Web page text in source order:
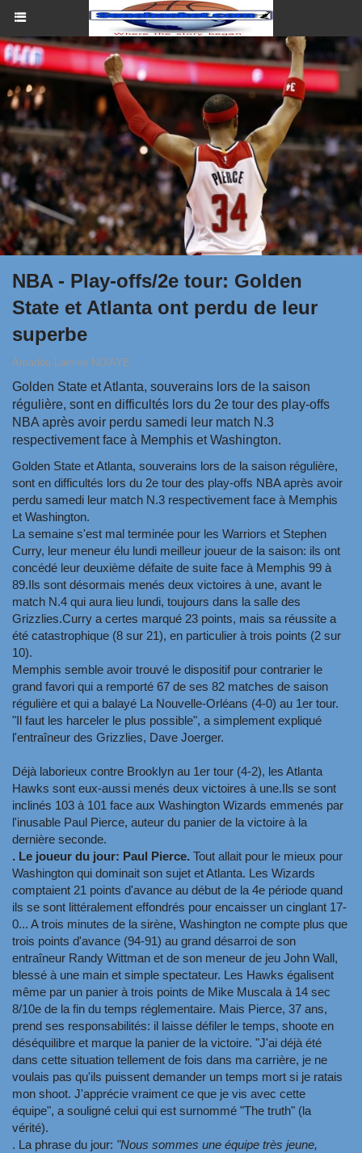
NBA - Play-offs/2e tour: Golden
State et Atlanta ont perdu de leur
superbe
Amadou Lamine NDIAYE
Golden State et Atlanta, souverains lors de la saison
régulière, sont en difficultés lors du 2e tour des play-offs
NBA après avoir perdu samedi leur match N.3
respectivement face à Memphis et Washington.
Golden State et Atlanta, souverains lors de la saison régulière,
sont en difficultés lors du 2e tour des play-offs NBA après avoir
perdu samedi leur match N.3 respectivement face à Memphis
et Washington.
La semaine s'est mal terminée pour les Warriors et Stephen
Curry, leur meneur élu lundi meilleur joueur de la saison: ils ont
concédé leur deuxième défaite de suite face à Memphis 99 à
89.Ils sont désormais menés deux victoires à une, avant le
match N.4 qui aura lieu lundi, toujours dans la salle des
Grizzlies.Curry a certes marqué 23 points, mais sa réussite a
été catastrophique (8 sur 21), en particulier à trois points (2 sur
10).
Memphis semble avoir trouvé le dispositif pour contrarier le
grand favori qui a remporté 67 de ses 82 matches de saison
régulière et qui a balayé La Nouvelle-Orléans (4-0) au 1er tour.
"Il faut les harceler le plus possible", a simplement expliqué
l'entraîneur des Grizzlies, Dave Joerger.
Déjà laborieux contre Brooklyn au 1er tour (4-2), les Atlanta
Hawks sont eux-aussi menés deux victoires à une.Ils se sont
inclinés 103 à 101 face aux Washington Wizards emmenés par
l'inusable Paul Pierce, auteur du panier de la victoire à la
dernière seconde.
. Le joueur du jour: Paul Pierce. Tout allait pour le mieux pour
Washington qui dominait son sujet et Atlanta. Les Wizards
comptaient 21 points d'avance au début de la 4e période quand
ils se sont littéralement effondrés pour encaisser un cinglant 17-
0... A trois minutes de la sirène, Washington ne compte plus que
trois points d'avance (94-91) au grand désarroi de son
entraîneur Randy Wittman et de son meneur de jeu John Wall,
blessé à une main et simple spectateur. Les Hawks égalisent
même par un panier à trois points de Mike Muscala à 14 sec
8/10e de la fin du temps réglementaire. Mais Pierce, 37 ans,
prend ses responsabilités: il laisse défiler le temps, shoote en
déséquilibre et marque la panier de la victoire. "J'ai déjà été
dans cette situation tellement de fois dans ma carrière, je ne
voulais pas qu'ils puissent demander un temps mort si je ratais
mon shoot. J'apprécie vraiment ce que je vis avec cette
équipe", a souligné celui qui est surnommé "The truth" (la
vérité).
. La phrase du jour: "Nous sommes une équipe très jeune,